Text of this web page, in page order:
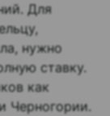
Для
нужно
ставку.
как
Черногории.​